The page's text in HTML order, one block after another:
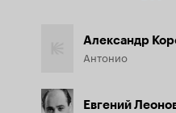
Александр
Антонио
Евгений